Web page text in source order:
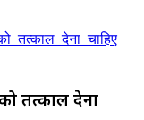
को तत्काल देना